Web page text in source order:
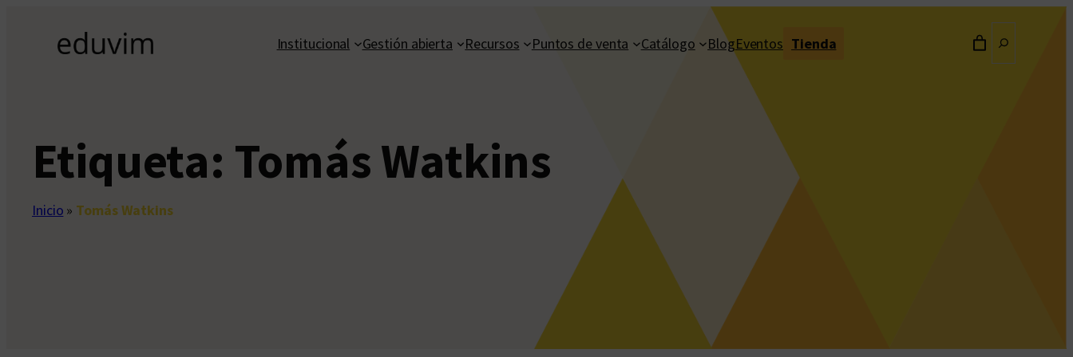
contenido
Institucional Gestión abierta Recursos Puntos de venta Catálogo BlogEventos Tienda
Etiqueta: Tomás Watkins
Inicio » Tomás Watkins